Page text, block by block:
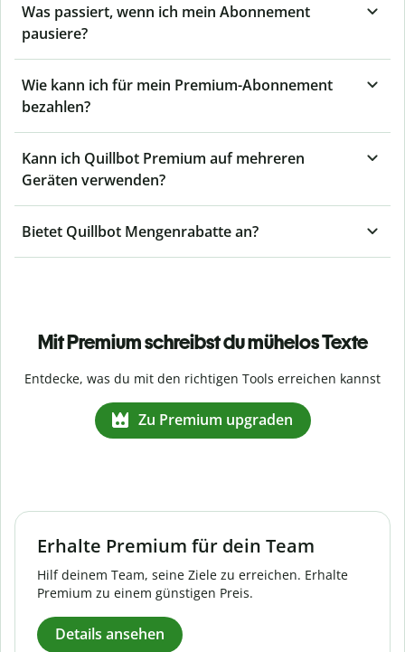
Was passiert, wenn ich mein Abonnement
pausiere?
Wie kann ich für mein Premium-Abonnement
bezahlen?
Kann ich Quillbot Premium auf mehreren
Geräten verwenden?
Bietet Quillbot Mengenrabatte an?
Mit Premium schreibst du mühelos Texte
Entdecke, was du mit den richtigen Tools erreichen kannst
Zu Premium upgraden
Erhalte Premium für dein Team
Hilf deinem Team, seine Ziele zu erreichen. Erhalte
Premium zu einem günstigen Preis.
Details ansehen